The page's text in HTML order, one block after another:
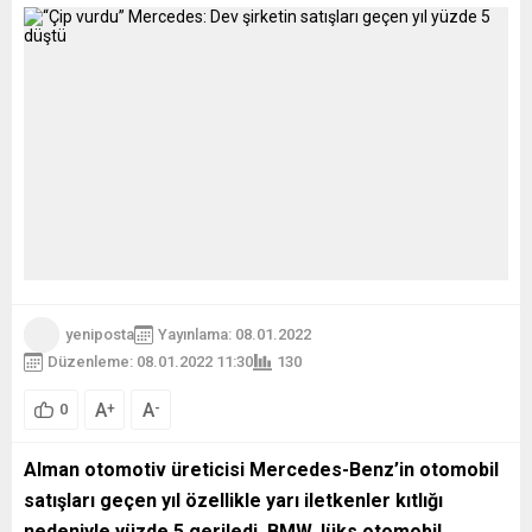
yeniposta
Yayınlama: 08.01.2022
Düzenleme: 08.01.2022 11:30
130
0 A+ A-
Alman otomotiv üreticisi Mercedes-Benz’in otomobil
satışları geçen yıl özellikle yarı iletkenler kıtlığı